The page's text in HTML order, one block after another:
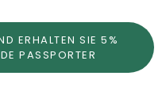
ERHALTEN SIE 5%
PASSPORTER